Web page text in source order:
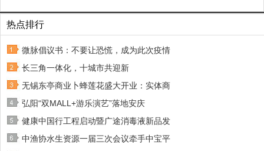
热点排行
微脉倡议书：不要让恐慌，成为此次疫情
长三角一体化，十城市共迎新
无锡东亭商业卜蜂莲花盛大开业：实体商
弘阳“双MALL+游乐演艺”落地安庆
健康中国行工程启动暨广途消毒液新品发
中渔协水生资源一届三次会议牵手中宝平